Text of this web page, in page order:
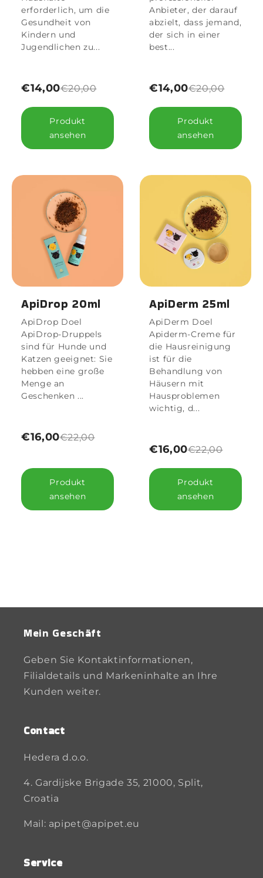
erforderlich, um die
Gesundheit von
Kindern und
Jugendlichen zu...
€14,00€20,00
Produkt
ansehen
Anbieter, der darauf
abzielt, dass jemand,
der sich in einer
best...
€14,00€20,00
Produkt
ansehen
ApiDrop 20ml
ApiDrop Doel
ApiDrop-Druppels
sind für Hunde und
Katzen geeignet: Sie
hebben eine große
Menge an
Geschenken ...
€16,00€22,00
Produkt
ansehen
ApiDerm 25ml
ApiDerm Doel
Apiderm-Creme für
die Hausreinigung
ist für die
Behandlung von
Häusern mit
Hausproblemen
wichtig, d...
€16,00€22,00
Produkt
ansehen
Mein Geschäft
Geben Sie Kontaktinformationen,
Filialdetails und Markeninhalte an Ihre
Kunden weiter.
Contact
Hedera d.o.o.
4. Gardijske Brigade 35, 21000, Split,
Croatia
Mail: apipet@apipet.eu
Service